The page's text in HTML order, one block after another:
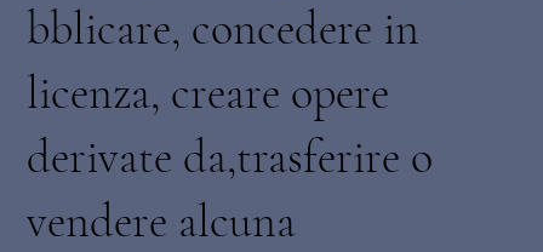
bblicare, concedere in
licenza, creare opere
derivate da,trasferire o
vendere alcuna